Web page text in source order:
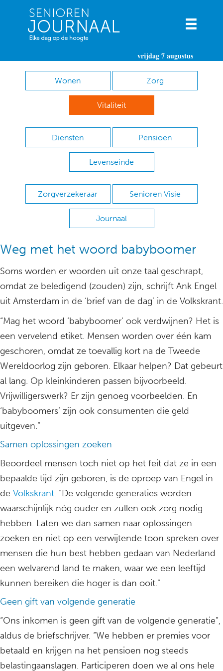
vrijdag 7 augustus
Wonen Zorg
Vitaliteit
Diensten Pensioen
Levenseinde
Zorgverzekeraar Senioren Visie
Journaal
Weg met het woord babyboomer
Soms worden er woorden uit onze taal geschrapt,
omdat ze beledigend (zouden) zijn, schrijft Ank Engel
uit Amsterdam in de ‘brief van de dag’ in de Volkskrant.
“Mag het woord ‘babyboomer’ ook verdwijnen? Het is
een vervelend etiket. Mensen worden over één kam
geschoren, omdat ze toevallig kort na de Tweede
Wereldoorlog zijn geboren. Elkaar helpen? Dat gebeurt
al lang. Op kleinkinderen passen bijvoorbeeld.
Vrijwilligerswerk? Er zijn genoeg voorbeelden. En
‘babyboomers’ zijn ook consumenten die geld
uitgeven.”
Samen oplossingen zoeken
Beoordeel mensen toch niet op het feit dat ze in een
bepaalde tijd zijn geboren, is de oproep van Engel in
de Volkskrant. “De volgende generaties worden
waarschijnlijk nóg ouder en zullen ook zorg nodig
hebben. Laten we dan samen naar oplossingen
zoeken en niet op een verwijtende toon spreken over
mensen die hun best hebben gedaan van Nederland
een welvarend land te maken, waar we een leeftijd
kunnen bereiken die hoger is dan ooit.”
Geen gift van volgende generatie
“Ons inkomen is geen gift van de volgende generatie”,
aldus de briefschrijver. “We hebben er premies voor
betaald en krijgen na het pensioen nog steeds
belastingaanslagen. Participeren doen we al ons hele